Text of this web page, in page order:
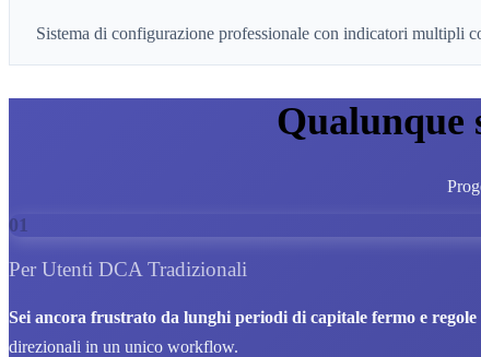
Sistema di configurazione professionale con indicatori
Qualunque
01
Per Utenti DCA Tradizionali
Sei ancora frustrato da lunghi periodi di capitale fermo e
direzionali in un unico workflow.